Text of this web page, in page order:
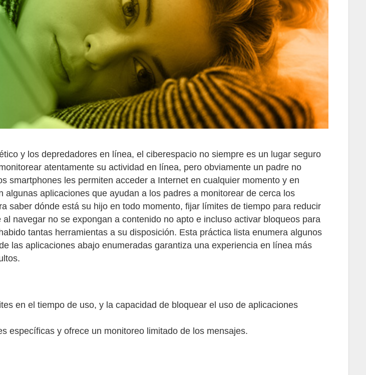
y los depredadores en línea, el ciberespacio no siempre es un lugar seguro
atentamente su actividad en línea, pero obviamente un padre no
smartphones les permiten acceder a Internet en cualquier momento y en
aplicaciones que ayudan a los padres a monitorear de cerca los
saber dónde está su hijo en todo momento, fijar límites de tiempo para reducir
navegar no se expongan a contenido no apto e incluso activar bloqueos para
tantas herramientas a su disposición. Esta práctica lista enumera algunos
las aplicaciones abajo enumeradas garantiza una experiencia en línea más
en el tiempo de uso, y la capacidad de bloquear el uso de aplicaciones
específicas y ofrece un monitoreo limitado de los mensajes.